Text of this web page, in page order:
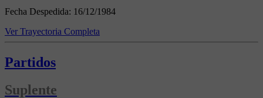
Fecha Despedida: 16/12/1984
Ver Trayectoria Completa
Partidos
Suplente